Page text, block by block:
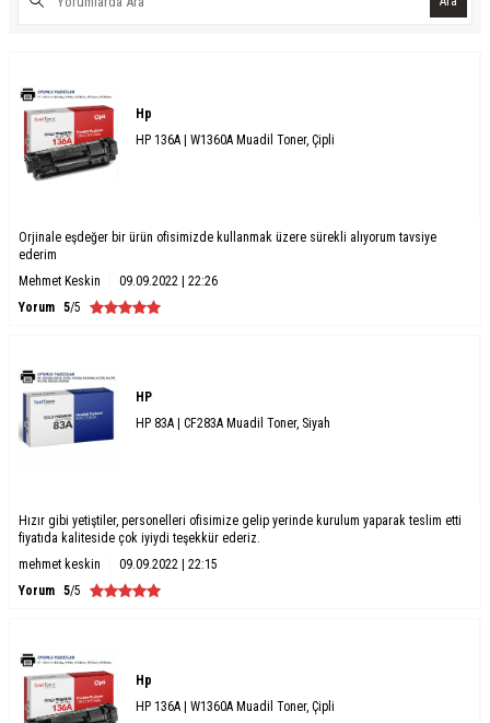
Hp
HP 136A | W1360A Muadil Toner, Çipli
Orjinale eşdeğer bir ürün ofisimizde kullanmak üzere sürekli alıyorum tavsiye
ederim
Mehmet Keskin
09.09.2022 | 22:26
Yorum 5/5
HP
HP 83A | CF283A Muadil Toner, Siyah
Hızır gibi yetiştiler, personelleri ofisimize gelip yerinde kurulum yaparak teslim etti
fiyatıda kaliteside çok iyiydi teşekkür ederiz.
mehmet keskin
09.09.2022 | 22:15
Yorum 5/5
Hp
HP 136A | W1360A Muadil Toner, Çipli